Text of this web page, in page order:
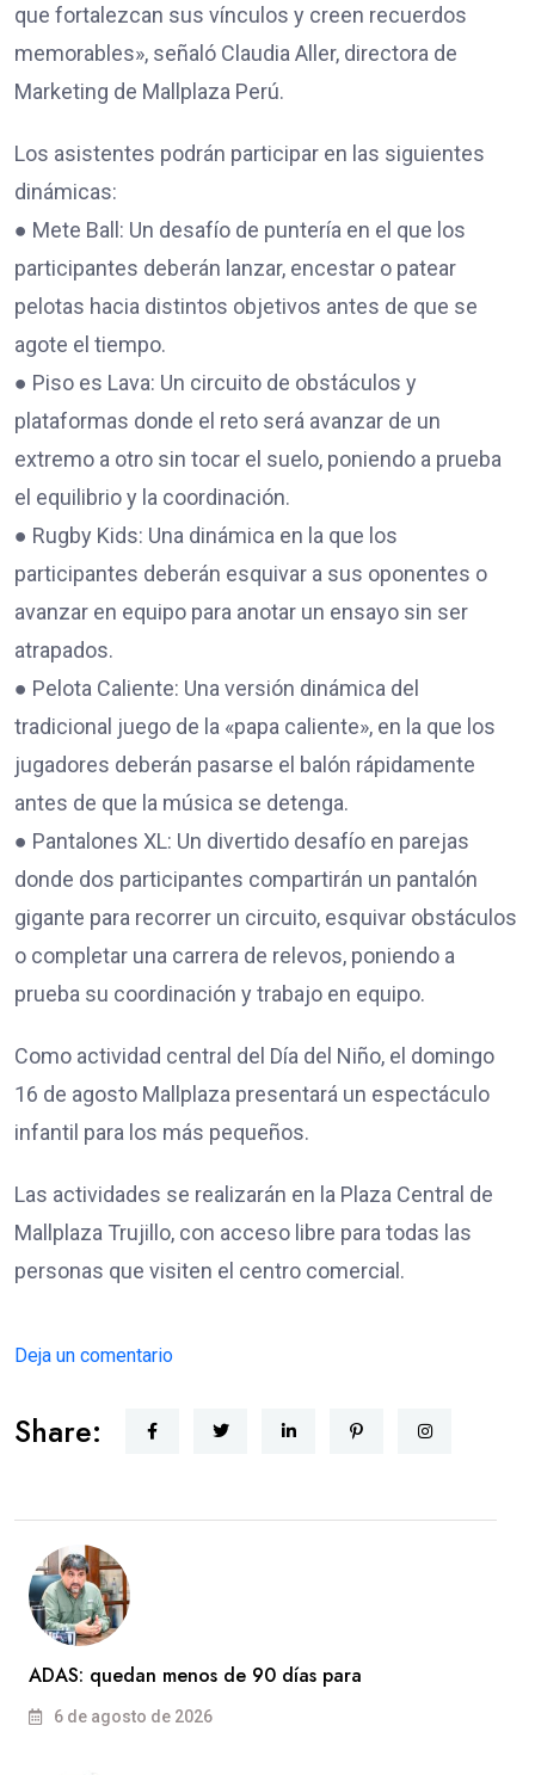
que fortalezcan sus vínculos y creen recuerdos
memorables», señaló Claudia Aller, directora de
Marketing de Mallplaza Perú.
Los asistentes podrán participar en las siguientes
dinámicas:
● Mete Ball: Un desafío de puntería en el que los
participantes deberán lanzar, encestar o patear
pelotas hacia distintos objetivos antes de que se
agote el tiempo.
● Piso es Lava: Un circuito de obstáculos y
plataformas donde el reto será avanzar de un
extremo a otro sin tocar el suelo, poniendo a prueba
el equilibrio y la coordinación.
● Rugby Kids: Una dinámica en la que los
participantes deberán esquivar a sus oponentes o
avanzar en equipo para anotar un ensayo sin ser
atrapados.
● Pelota Caliente: Una versión dinámica del
tradicional juego de la «papa caliente», en la que los
jugadores deberán pasarse el balón rápidamente
antes de que la música se detenga.
● Pantalones XL: Un divertido desafío en parejas
donde dos participantes compartirán un pantalón
gigante para recorrer un circuito, esquivar obstáculos
o completar una carrera de relevos, poniendo a
prueba su coordinación y trabajo en equipo.
Como actividad central del Día del Niño, el domingo
16 de agosto Mallplaza presentará un espectáculo
infantil para los más pequeños.
Las actividades se realizarán en la Plaza Central de
Mallplaza Trujillo, con acceso libre para todas las
personas que visiten el centro comercial.
Deja un comentario
Share:
ADAS: quedan menos de 90 días para
6 de agosto de 2026